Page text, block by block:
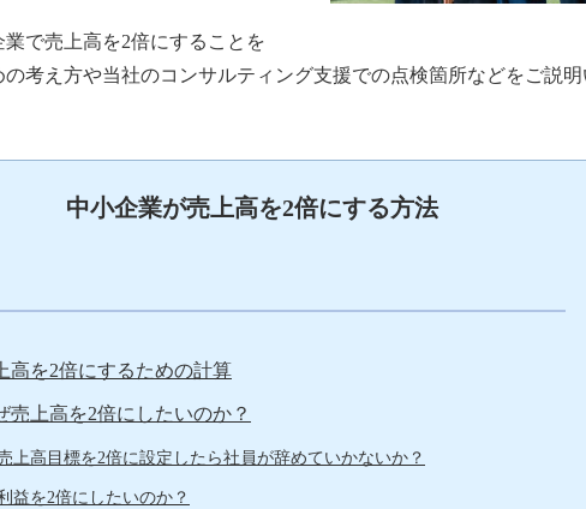
で売上高を2倍にすることを
の考え方や当社のコンサルティング支援での点検箇所などをご説明
中小企業が売上高を2倍にする方法
高を2倍にするための計算
売上高を2倍にしたいのか？
上高目標を2倍に設定したら社員が辞めていかないか？
益を2倍にしたいのか？